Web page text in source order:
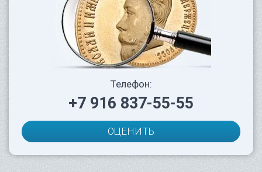
Телефон:
+7 916 837-55-55
ОЦЕНИТЬ